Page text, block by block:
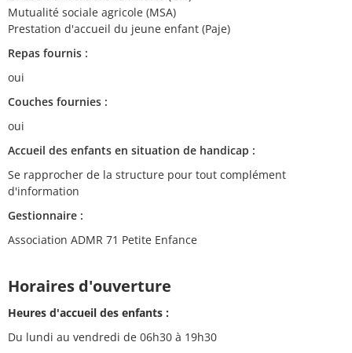
Mutualité sociale agricole (MSA)
Prestation d'accueil du jeune enfant (Paje)
Repas fournis :
oui
Couches fournies :
oui
Accueil des enfants en situation de handicap :
Se rapprocher de la structure pour tout complément
d'information
Gestionnaire :
Association ADMR 71 Petite Enfance
Horaires d'ouverture
Heures d'accueil des enfants :
Du lundi au vendredi de 06h30 à 19h30